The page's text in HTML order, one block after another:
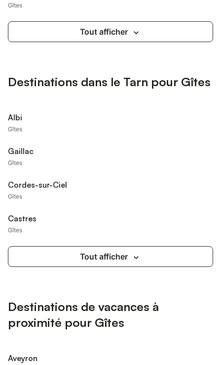
Gîtes
Tout afficher
Destinations dans le Tarn pour Gîtes
Albi
Gîtes
Gaillac
Gîtes
Cordes-sur-Ciel
Gîtes
Castres
Gîtes
Tout afficher
Destinations de vacances à
proximité pour Gîtes
Aveyron